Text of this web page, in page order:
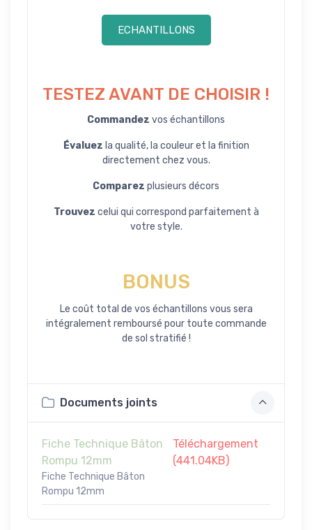
ECHANTILLONS
TESTEZ AVANT DE CHOISIR !
Commandez vos échantillons
Évaluez la qualité, la couleur et la finition
directement chez vous.
Comparez plusieurs décors
Trouvez celui qui correspond parfaitement à
votre style.
BONUS
Le coût total de vos échantillons vous sera
intégralement remboursé pour toute commande
de sol stratifié !
Documents joints
Fiche Technique Bâton
Rompu 12mm
Fiche Technique Bâton
Rompu 12mm
Téléchargement
(441.04KB)